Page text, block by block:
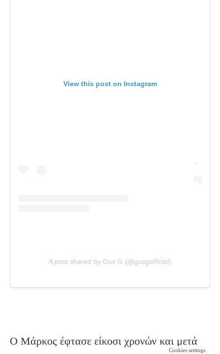
View this post on Instagram
A post shared by Gus G (@gusgofficial)
Ο Μάρκος έφτασε είκοσι χρονών και μετά
Cookies settings